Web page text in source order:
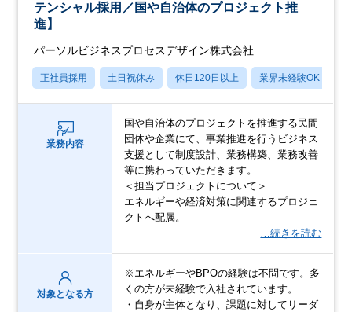
テンシャル採用／国や自治体のプロジェクト推
進】
パーソルビジネスプロセスデザイン株式会社
正社員採用 土日祝休み 休日120日以上 業界未経験OK
業務内容
国や自治体のプロジェクトを推進する民間
団体や企業にて、事業推進を行うビジネス
支援として制度設計、業務構築、業務改善
等に携わっていただきます。
＜担当プロジェクトについて＞
エネルギーや経済対策に関連するプロジェ
クトへ配属。
…続きを読む
対象となる方
※エネルギーやBPOの経験は不問です。多
くの方が未経験で入社されています。
・自身が主体となり、課題に対してリーダ